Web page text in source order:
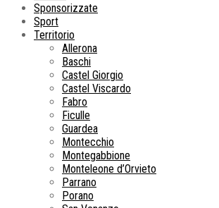
Sponsorizzate
Sport
Territorio
Allerona
Baschi
Castel Giorgio
Castel Viscardo
Fabro
Ficulle
Guardea
Montecchio
Montegabbione
Monteleone d’Orvieto
Parrano
Porano